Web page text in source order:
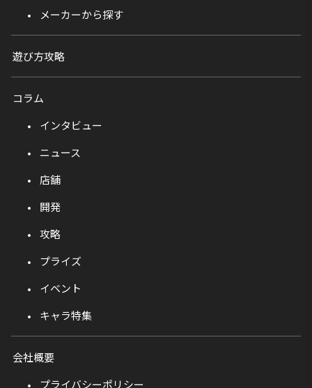
メーカーから探す
遊び方攻略
コラム
インタビュー
ニュース
店舗
開発
攻略
プライズ
イベント
キャラ特集
会社概要
プライバシーポリシー